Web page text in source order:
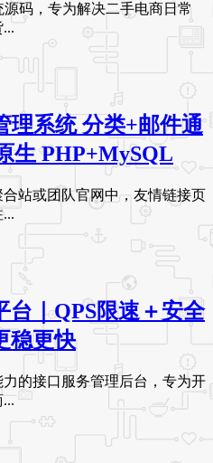
码，专为解决二手电商日常
理系统 分类+邮件通
生 PHP+MySQL
站或团队官网中，友情链接页
台｜QPS限速＋安全
稳更快
的接口服务管理后台，专为开
...